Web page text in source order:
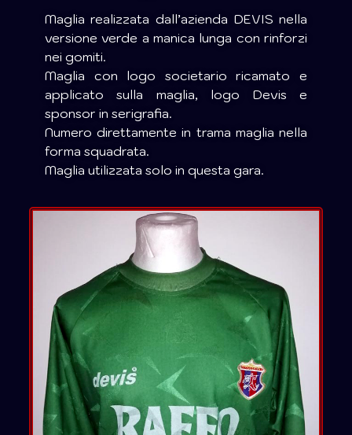
Maglia realizzata dall’azienda DEVIS nella
versione verde a manica lunga con rinforzi
nei gomiti.
Maglia con logo societario ricamato e
applicato sulla maglia, logo Devis e
sponsor in serigrafia.
Numero direttamente in trama maglia nella
forma squadrata.
Maglia utilizzata solo in questa gara.